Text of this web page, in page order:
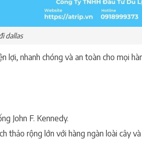
dallas
lợi, nhanh chóng và an toàn cho mọi
John F. Kennedy.
thảo rộng lớn với hàng ngàn loài cây và